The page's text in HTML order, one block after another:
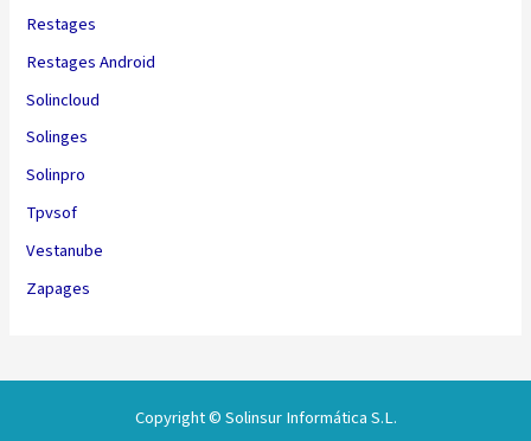
Restages
Restages Android
Solincloud
Solinges
Solinpro
Tpvsof
Vestanube
Zapages
Copyright © Solinsur Informática S.L.